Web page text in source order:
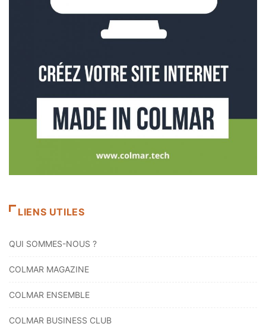
LIENS UTILES
QUI SOMMES-NOUS ?
COLMAR MAGAZINE
COLMAR ENSEMBLE
COLMAR BUSINESS CLUB